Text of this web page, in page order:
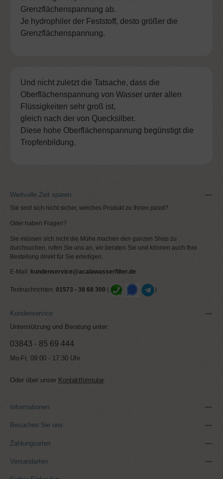
Grenzflächenspannung ab.
Je hydrophiler der Feststoff, desto größer die
Grenzflächenspannung.
Und nicht zuletzt die Tatsache, dass die
Oberflächenspannung von Wasser unter allen
Flüssigkeiten sehr groß ist,
gleich nach der von Quecksilber.
Diese hohe Oberflächenspannung begünstigt die
Tropfenbildung.
Wertvolle Zeit sparen
Sie sind sich nicht sicher, welches Produkt zu Ihnen passt?
Oder haben Fragen?
Sie müssen sich nicht die Mühe machen den ganzen Shop zu
durchsuchen, rufen Sie uns an, wir beraten Sie und können auch Ihre
Bestellung direkt für Sie erledigen.
E-Mail: kundenservice@acalawasserfilter.de
Textnachrichten: 01573 - 38 68 300 ( )
Informationen
Kundenservice
Unterstützung und Beratung unter:
03843 - 85 69 444
Mo-Fr, 09:00 - 17:30 Uhr
Oder über unser Kontaktformular.
Besuchen Sie uns
Zahlungsarten
Versandarten